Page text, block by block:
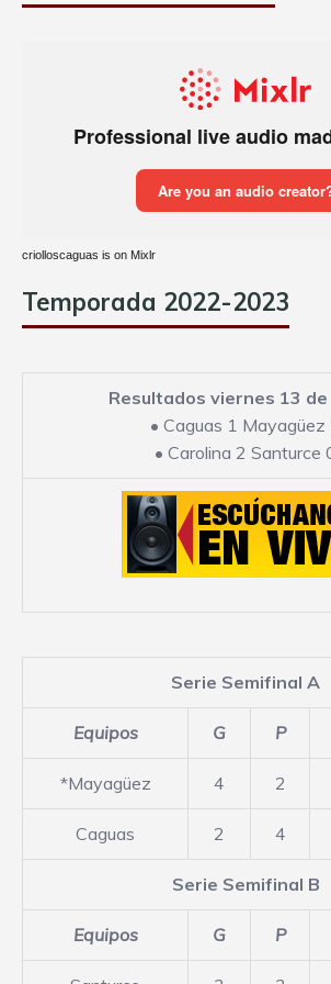
criolloscaguas is on Mixlr
Temporada 2022-2023
Resultados viernes 13
• Caguas 1 Mayagüez
• Carolina 2 Santurce
Serie Semifinal A
Equipos G P
*Mayagüez 4 2
Caguas 2 4
Serie Semifinal B
Equipos G P